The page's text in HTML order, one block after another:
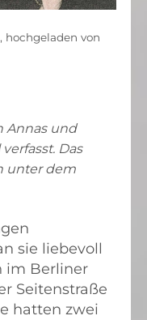
hochgeladen von
Annas und
Das
unter dem
sie liebevoll
im Berliner
Seitenstraße
hatten zwei